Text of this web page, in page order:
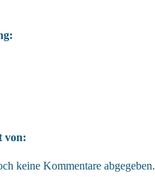
von:
keine Kommentare abgegeben.